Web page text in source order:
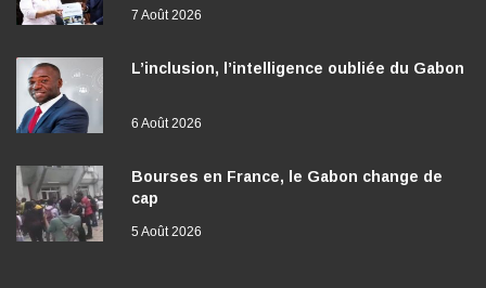
7 Août 2026
L’inclusion, l’intelligence oubliée du Gabon
6 Août 2026
Bourses en France, le Gabon change de
cap
5 Août 2026